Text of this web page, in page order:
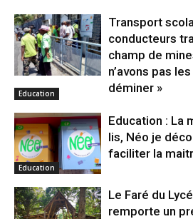
Education
Transport
conducteurs
champ de
n’avons pas
déminer »
Education
Education : La
lis, Néo je
faciliter la
Le Faré du
remporte un